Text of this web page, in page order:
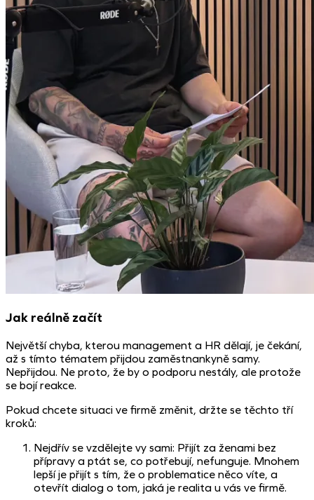
Jak reálně začít
Největší chyba, kterou management a HR dělají, je čekání,
až s tímto tématem přijdou zaměstnankyně samy.
Nepřijdou. Ne proto, že by o podporu nestály, ale protože
se bojí reakce.
Pokud chcete situaci ve firmě změnit, držte se těchto tří
kroků:
Nejdřív se vzdělejte vy sami: Přijít za ženami bez
přípravy a ptát se, co potřebují, nefunguje. Mnohem
lepší je přijít s tím, že o problematice něco víte, a
otevřít dialog o tom, jaká je realita u vás ve firmě.